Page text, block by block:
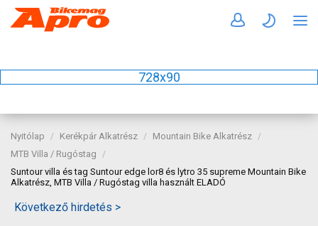
728x90
Nyitólap Kerékpár Alkatrész
Mountain Bike Alkatrész
MTB Villa / Rugóstag
Suntour villa és tag Suntour edge lor8 és lytro 35 supreme Mountain Bike
Alkatrész, MTB Villa / Rugóstag villa használt ELADÓ
Következő hirdetés >